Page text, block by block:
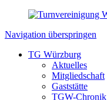
Navigation überspringen
TG Würzburg
Aktuelles
Mitgliedschaft
Gaststätte
TGW-Chronik